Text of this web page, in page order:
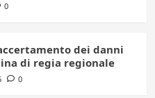
0
dei danni
di regia regionale
0